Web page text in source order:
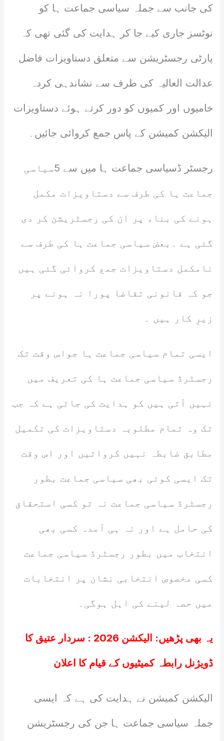
کی جانب سے جملہ سیاسی جماعت ہا کو
نوٹسز جاری کیے جا کر ہدایت کی گئی تھی کہ
پارٹی رجسٹریشن سے متعلق دستاویزات فاضل
عدالت العالیہ کی طرف سے نشاندہی کردہ
خامیوں اور کمیوں کو دور کرتے ہوئے دستاویزات
الیکشن کمیشن کے پاس جمع کروائی جائیں۔
رجسٹر ڈسیاسی جماعت ہا میں سے 5سیاسی
جماعت ہا کی طرف سے دستاویزات مکمل
ہونے کی بناء پر ان کی رجسٹریشن کر دی
گئی ہے ۔بعض سیاسی جماعت ہا کی طرف سے
نامکمل دستاویزات جمع کروائی گئی ہیں
جو کہ قانونی تقاضا پورا نہ ہونے پر
زیرِ کار ہیں ۔
ایسی تمام سیاسی جماعت ہا جواس وقت تک
رجسٹرڈ سیاسی جماعت ہا کی تعریف میں
نہیں آتی ہیں کو ہدایت کی جاتی ہے کہ جب
تک وہ تمام مطلوبہ دستاویزات کی تکمیل
مطابق ضابطہ نہیں کرواتیں اور اس وقت
تک ایسی کوئی بھی سیاسی جماعت بطور
رجسٹرڈ سیاسی جماعت نہ تو کسی استحقاق
کی حامل ہے اور نہ ہی آمدہ کسی بھی
انتخاب میں بطور رجسٹرڈ سیاسی جماعت
کسی مخصوص انتخابی نشان پر انتخابات
میں حصہ لینے کی اہل ہوگی۔
یہ بھی پڑھیں: الیکشن 2026 : سردار عتیق کا
ڈویژنل رابطہ کمیٹیوں کے قیام کا اعلان
الیکشن کمیشن نے ہدایت کی ہے کہ ایسی
جملہ سیاسی جماعت ہا جن کی رجسٹریشن